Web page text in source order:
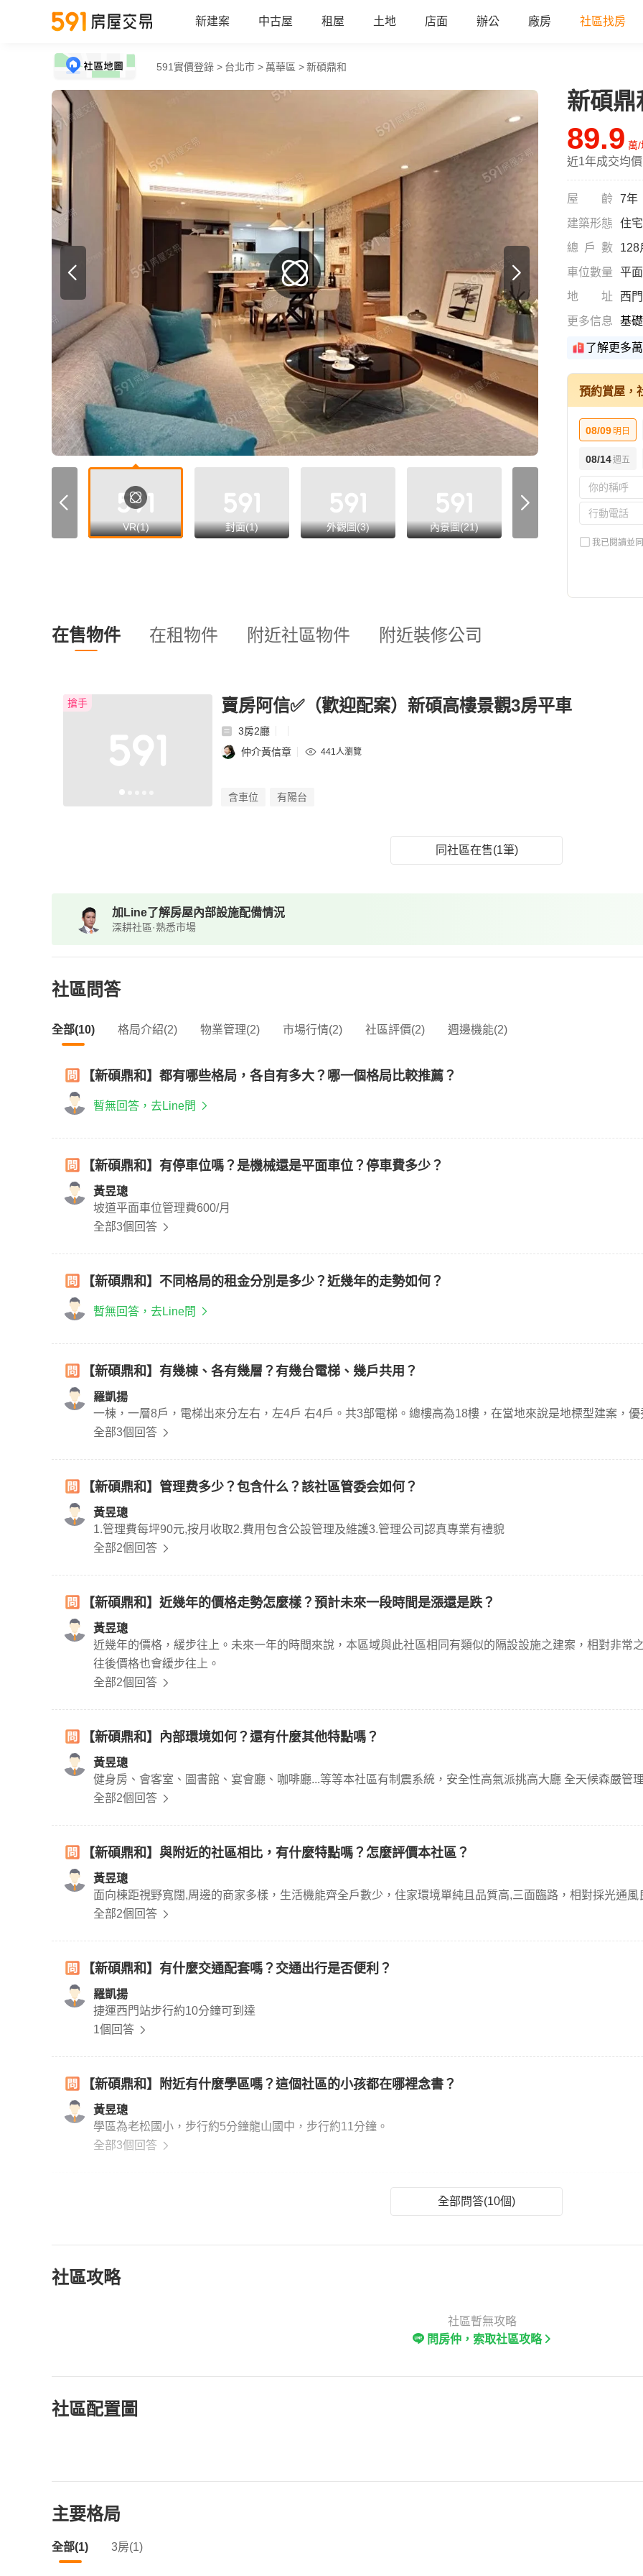
新建案 中古屋 租屋 土地 店面 辦公 廠房 社區找房
591實價登錄 > 台北市 >萬華區 >新碩鼎和
all
VR(1) 封面(1) 外觀圖(3) 內景圖(21)
新碩鼎
89.9 萬/
近1年成交均價
屋齡
7年
建築形態
住
總戶數
128
車位數量
平
地址
西門
更多信息
基
了解更多
預約賞屋，
08/09 明日
08/14週五
我已閱讀並
在售物件 在租物件 附近社區物件 附近裝修公司
搶手 賣房阿信✅（歡迎配案）新碩高樓景觀3房平車
3房2廳
仲介黃信章
441人瀏覽
含車位 有陽台
同社區在售(1筆)
加Line了解房屋內部設施配備情況
深耕社區·熟悉市場
社區問答
全部(10) 格局介紹(2) 物業管理(2) 市場行情(2) 社區評價(2) 週邊機能(2)
【新碩鼎和】都有哪些格局，各自有多大？哪一個格局比較推薦？
暫無回答，去Line問
【新碩鼎和】有停車位嗎？是機械還是平面車位？停車費多少？
黃昱璁
坡道平面車位管理費600/月
全部3個回答
【新碩鼎和】不同格局的租金分別是多少？近幾年的走勢如何？
暫無回答，去Line問
【新碩鼎和】有幾棟、各有幾層？有幾台電梯、幾戶共用？
羅凱揚
一棟，一層8戶，電梯出來分左右，左4戶 右4戶。共3部電梯。總樓高為18樓，在當地來說是地標型建案，
全部3個回答
【新碩鼎和】管理费多少？包含什么？該社區管委会如何？
黃昱璁
1.管理費每坪90元,按月收取2.費用包含公設管理及維護3.管理公司認真專業有禮貌
全部2個回答
【新碩鼎和】近幾年的價格走勢怎麼樣？預計未來一段時間是漲還是跌？
黃昱璁
近幾年的價格，緩步往上。未來一年的時間來說，本區域與此社區相同有類似的隔設設施之建案，相對非常
往後價格也會緩步往上。
全部2個回答
【新碩鼎和】內部環境如何？還有什麼其他特點嗎？
黃昱璁
健身房、會客室、圖書館、宴會廳、咖啡廳...等等本社區有制震系統，安全性高氣派挑高大廳 全天候森嚴管
全部2個回答
【新碩鼎和】與附近的社區相比，有什麼特點嗎？怎麼評價本社區？
黃昱璁
面向棟距視野寬闊,周邊的商家多樣，生活機能齊全戶數少，住家環境單純且品質高,三面臨路，相對採光通風
全部2個回答
【新碩鼎和】有什麼交通配套嗎？交通出行是否便利？
羅凱揚
捷運西門站步行約10分鐘可到達
1個回答
【新碩鼎和】附近有什麼學區嗎？這個社區的小孩都在哪裡念書？
黃昱璁
學區為老松國小，步行約5分鐘龍山國中，步行約11分鐘。
全部3個回答
全部問答(10個)
社區攻略
社區暫無攻略
問房仲，索取社區攻略
社區配置圖
主要格局
全部(1) 3房(1)